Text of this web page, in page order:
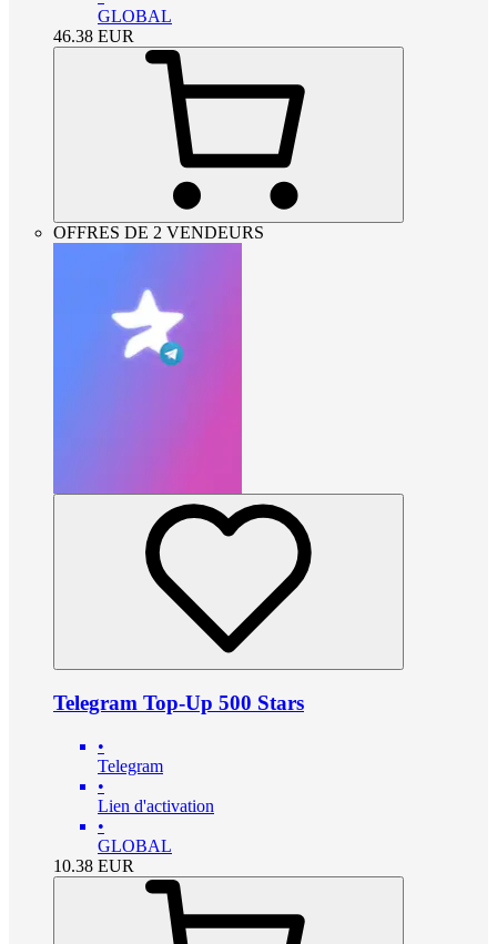
GLOBAL
46.38 EUR
OFFRES DE 2 VENDEURS
Telegram Top-Up 500 Stars
•
Telegram
•
Lien d'activation
•
GLOBAL
10.38 EUR